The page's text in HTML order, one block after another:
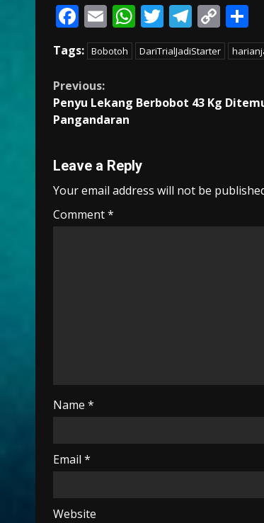
F
ac
e
b
o
o
E
m
ai
W
h
at
A
T
w
itt
T
el
e
a
C
o
p
Li
h
Tags: Bobotoh DariTrialJadiStarter
Continue
Reading
Previous:
Penyu Lekang Berbobot 43 Kg
Pangandaran
Leave a Reply
Your email address will not be
Comment*
Name *
Email *
Website